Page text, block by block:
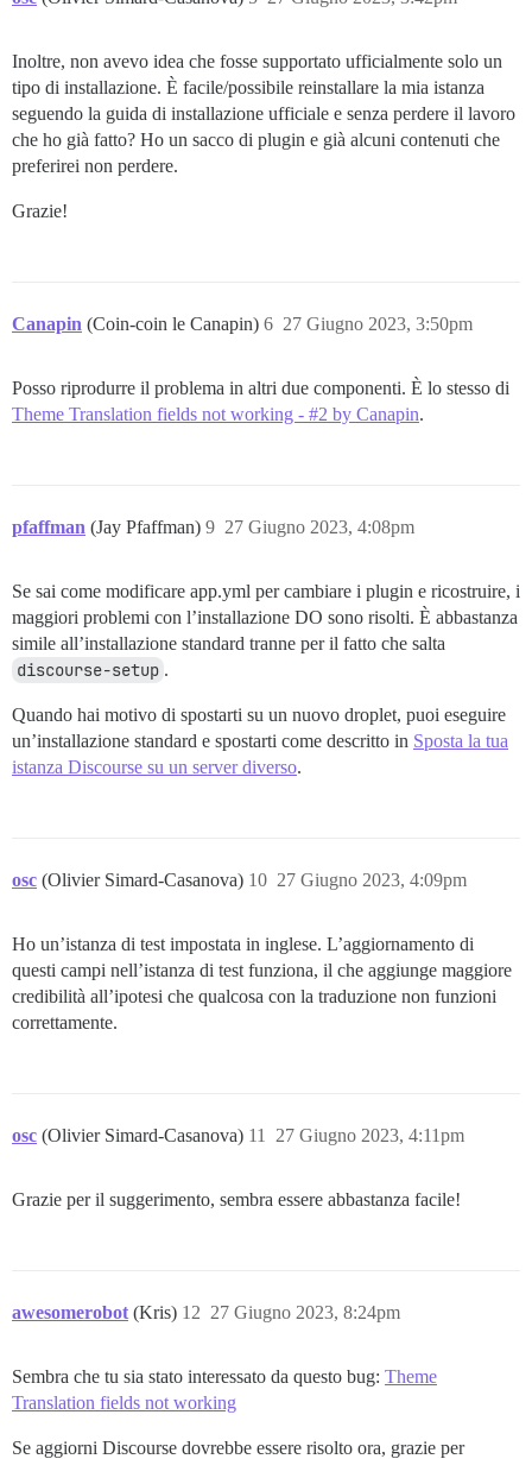
Inoltre, non avevo idea che fosse supportato ufficialmente solo un
tipo di installazione. È facile/possibile reinstallare la mia istanza
seguendo la guida di installazione ufficiale e senza perdere il lavoro
che ho già fatto? Ho un sacco di plugin e già alcuni contenuti che
preferirei non perdere.
Grazie!
Canapin (Coin-coin le Canapin) 27 Giugno 2023, 3:50pm
6
Posso riprodurre il problema in altri due componenti. È lo stesso di
Theme Translation fields not working - #2 by Canapin.
pfaffman (Jay Pfaffman) 27 Giugno 2023, 4:08pm
9
Se sai come modificare app.yml per cambiare i plugin e ricostruire, i
maggiori problemi con l’installazione DO sono risolti. È abbastanza
simile all’installazione standard tranne per il fatto che salta
discourse-setup .
Quando hai motivo di spostarti su un nuovo droplet, puoi eseguire
un’installazione standard e spostarti come descritto in Sposta la tua
istanza Discourse su un server diverso.
osc (Olivier Simard-Casanova) 27 Giugno 2023, 4:09pm
10
Ho un’istanza di test impostata in inglese. L’aggiornamento di
questi campi nell’istanza di test funziona, il che aggiunge maggiore
credibilità all’ipotesi che qualcosa con la traduzione non funzioni
correttamente.
osc (Olivier Simard-Casanova) 27 Giugno 2023, 4:11pm
11
Grazie per il suggerimento, sembra essere abbastanza facile!
awesomerobot (Kris) 27 Giugno 2023, 8:24pm
12
Sembra che tu sia stato interessato da questo bug: Theme
Translation fields not working
Se aggiorni Discourse dovrebbe essere risolto ora, grazie per